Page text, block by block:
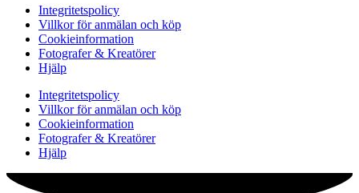
Integritetspolicy
Villkor för anmälan och köp
Cookieinformation
Fotografer & Kreatörer
Hjälp
Integritetspolicy
Villkor för anmälan och köp
Cookieinformation
Fotografer & Kreatörer
Hjälp